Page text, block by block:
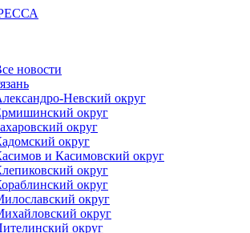
новости
Невский округ
округ
округ
округ
и Касимовский округ
округ
округ
округ
округ
округ